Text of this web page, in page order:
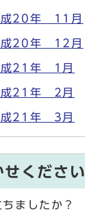
成20年 11月
成20年 12月
成21年 1月
成21年 2月
成21年 3月
せください
ましたか？